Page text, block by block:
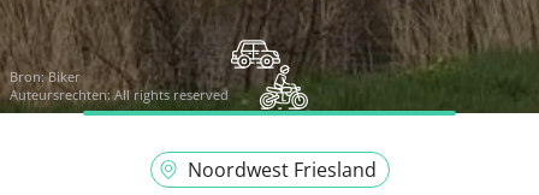
Bron:Biker
Auteursrechten: All rights reserved
Noordwest Friesland